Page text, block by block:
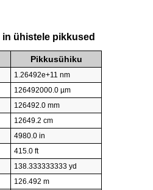
in ühistele pikkused
Pikkusühiku
1.26492e+11 nm
126492000.0 µm
126492.0 mm
12649.2 cm
4980.0 in
415.0 ft
138.333333333 yd
126.492 m